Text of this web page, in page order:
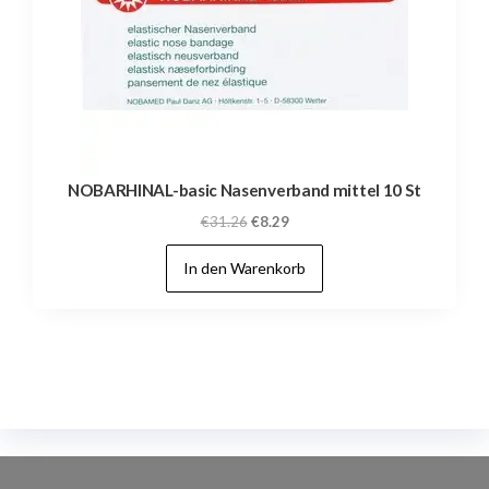
NOBARHINAL-basic Nasenverband mittel 10 St
€31.26 Ursprünglicher
Preis
war:
€8.29Aktueller
Preis
ist:
In den Warenkorb